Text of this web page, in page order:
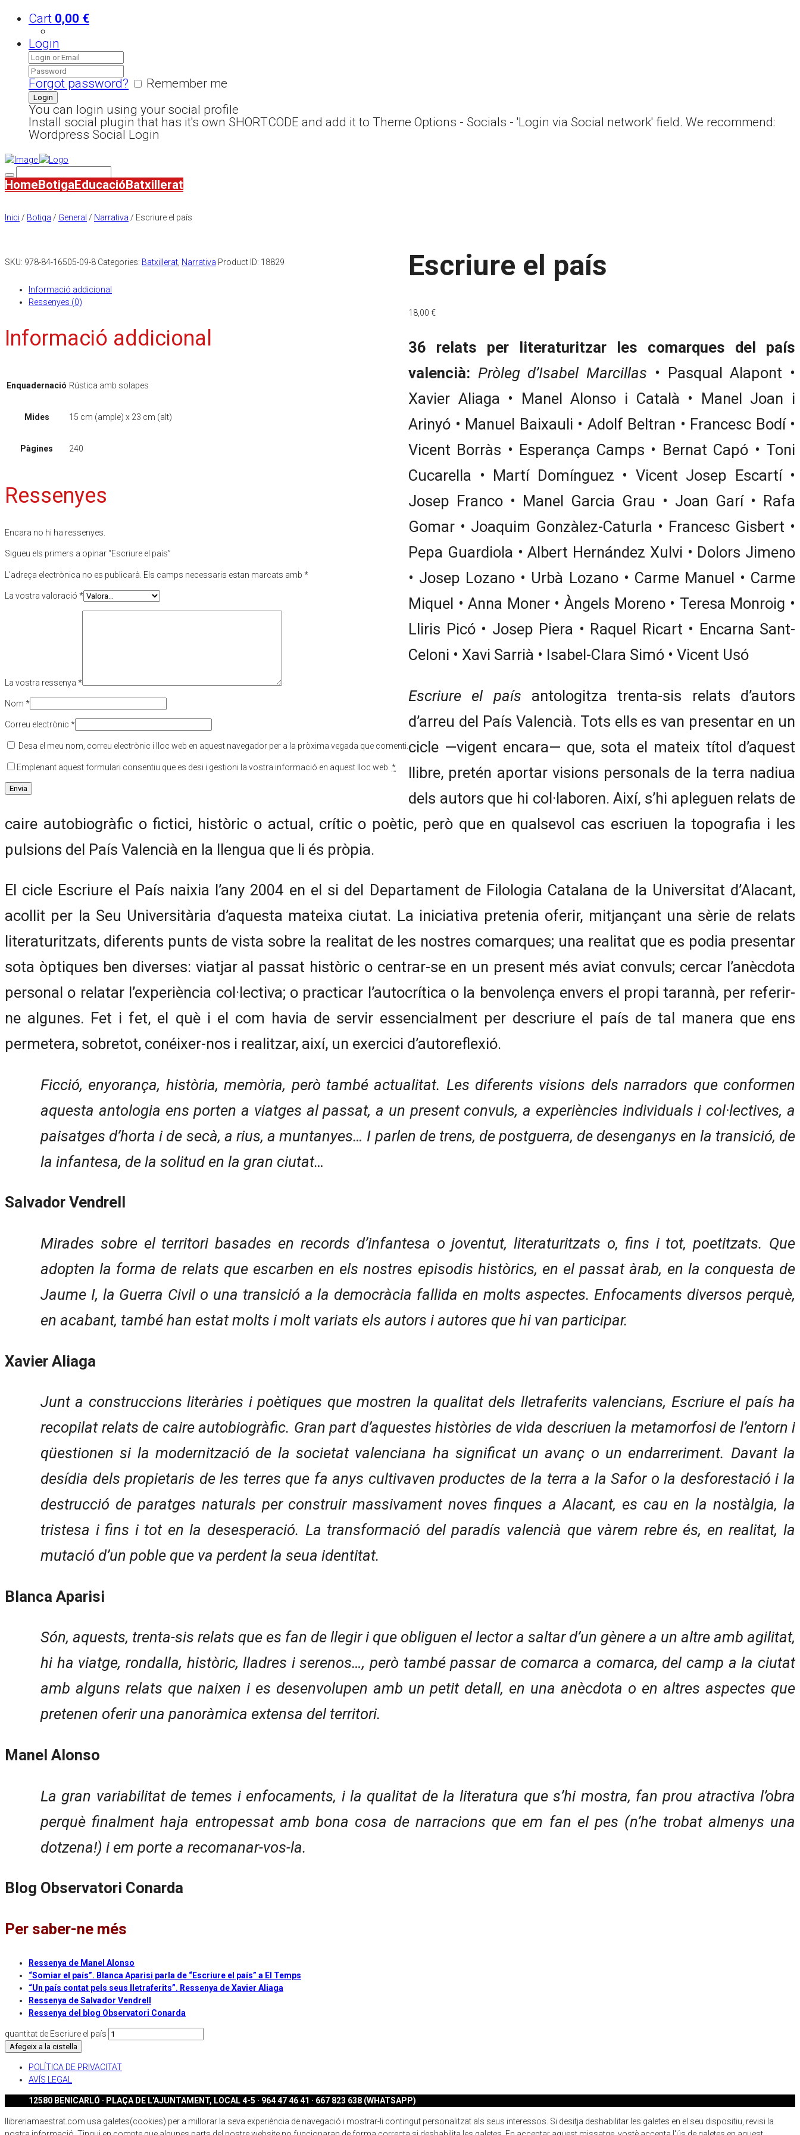
Cart 0,00 €
Login
Forgot password?
Remember me
You can login using your social profile
Install social plugin that has it's own SHORTCODE and add it to Theme Options - Socials - 'Login via Social network' field. We recommend:
Wordpress Social Login
HomeBotigaEducacióBatxillerat
Inici / Botiga / General / Narrativa / Escriure el país
SKU: 978-84-16505-09-8 Categories: Batxillerat Narrativa Product ID: 18829
Informació addicional
Ressenyes (0)
Informació addicional
Enquadernació Rústica amb solapes
Mides 15 cm (ample) x 23 cm (alt)
Pàgines 240
Ressenyes
Encara no hi ha ressenyes.
Sigueu els primers a opinar “Escriure el país”
L'adreça electrònica no es publicarà. Els camps necessaris estan marcats amb *
La vostra valoració *
La vostra ressenya *
Nom *
Correu electrònic *
Desa el meu nom, correu electrònic i lloc web en aquest navegador per a la pròxima vegada que comenti.
Emplenant aquest formulari consentiu que es desi i gestioni la vostra informació en aquest lloc web. *
Escriure el país
18,00 €
36 relats per literaturitzar les comarques del país
valencià: Pròleg d’Isabel Marcillas • Pasqual Alapont •
Xavier Aliaga • Manel Alonso i Català • Manel Joan i
Arinyó • Manuel Baixauli • Adolf Beltran • Francesc Bodí •
Vicent Borràs • Esperança Camps • Bernat Capó • Toni
Cucarella • Martí Domínguez • Vicent Josep Escartí •
Josep Franco • Manel Garcia Grau • Joan Garí • Rafa
Gomar • Joaquim Gonzàlez-Caturla • Francesc Gisbert •
Pepa Guardiola • Albert Hernández Xulvi • Dolors Jimeno
• Josep Lozano • Urbà Lozano • Carme Manuel • Carme
Miquel • Anna Moner • Àngels Moreno • Teresa Monroig •
Lliris Picó • Josep Piera • Raquel Ricart • Encarna Sant-
Celoni • Xavi Sarrià • Isabel-Clara Simó • Vicent Usó
Escriure el país antologitza trenta-sis relats d’autors
d’arreu del País Valencià. Tots ells es van presentar en un
cicle —vigent encara— que, sota el mateix títol d’aquest
llibre, pretén aportar visions personals de la terra nadiua
dels autors que hi col·laboren. Així, s’hi apleguen relats de
caire autobiogràfic o fictici, històric o actual, crític o poètic, però que en qualsevol cas escriuen la topografia i les
pulsions del País Valencià en la llengua que li és pròpia.
El cicle Escriure el País naixia l’any 2004 en el si del Departament de Filologia Catalana de la Universitat d’Alacant,
acollit per la Seu Universitària d’aquesta mateixa ciutat. La iniciativa pretenia oferir, mitjançant una sèrie de relats
literaturitzats, diferents punts de vista sobre la realitat de les nostres comarques; una realitat que es podia presentar
sota òptiques ben diverses: viatjar al passat històric o centrar-se en un present més aviat convuls; cercar l’anècdota
personal o relatar l’experiència col·lectiva; o practicar l’autocrítica o la benvolença envers el propi tarannà, per referir-
ne algunes. Fet i fet, el què i el com havia de servir essencialment per descriure el país de tal manera que ens
permetera, sobretot, conéixer-nos i realitzar, així, un exercici d’autoreflexió.
Ficció, enyorança, història, memòria, però també actualitat. Les diferents visions dels narradors que conformen
aquesta antologia ens porten a viatges al passat, a un present convuls, a experiències individuals i col·lectives, a
paisatges d’horta i de secà, a rius, a muntanyes… I parlen de trens, de postguerra, de desenganys en la transició, de
la infantesa, de la solitud en la gran ciutat…
Salvador Vendrell
Mirades sobre el territori basades en records d’infantesa o joventut, literaturitzats o, fins i tot, poetitzats. Que
adopten la forma de relats que escarben en els nostres episodis històrics, en el passat àrab, en la conquesta de
Jaume I, la Guerra Civil o una transició a la democràcia fallida en molts aspectes. Enfocaments diversos perquè,
en acabant, també han estat molts i molt variats els autors i autores que hi van participar.
Xavier Aliaga
Junt a construccions literàries i poètiques que mostren la qualitat dels lletraferits valencians, Escriure el país ha
recopilat relats de caire autobiogràfic. Gran part d’aquestes històries de vida descriuen la metamorfosi de l’entorn i
qüestionen si la modernització de la societat valenciana ha significat un avanç o un endarreriment. Davant la
desídia dels propietaris de les terres que fa anys cultivaven productes de la terra a la Safor o la desforestació i la
destrucció de paratges naturals per construir massivament noves finques a Alacant, es cau en la nostàlgia, la
tristesa i fins i tot en la desesperació. La transformació del paradís valencià que vàrem rebre és, en realitat, la
mutació d’un poble que va perdent la seua identitat.
Blanca Aparisi
Són, aquests, trenta-sis relats que es fan de llegir i que obliguen el lector a saltar d’un gènere a un altre amb agilitat,
hi ha viatge, rondalla, històric, lladres i serenos…, però també passar de comarca a comarca, del camp a la ciutat
amb alguns relats que naixen i es desenvolupen amb un petit detall, en una anècdota o en altres aspectes que
pretenen oferir una panoràmica extensa del territori.
Manel Alonso
La gran variabilitat de temes i enfocaments, i la qualitat de la literatura que s’hi mostra, fan prou atractiva l’obra
perquè finalment haja entropessat amb bona cosa de narracions que em fan el pes (n’he trobat almenys una
dotzena!) i em porte a recomanar-vos-la.
Blog Observatori Conarda
Per saber-ne més
Ressenya de Manel Alonso
“Somiar el país”. Blanca Aparisi parla de “Escriure el país” a El Temps
“Un país contat pels seus lletraferits”. Ressenya de Xavier Aliaga
Ressenya de Salvador Vendrell
Ressenya del blog Observatori Conarda
quantitat de Escriure el país
Afegeix a la cistella
POLÍTICA DE PRIVACITAT
AVÍS LEGAL
12580 BENICARLÓ · PLAÇA DE L'AJUNTAMENT, LOCAL 4-5 · 964 47 46 41 · 667 823 638 (WHATSAPP)
llibreriamaestrat.com usa galetes(cookies) per a millorar la seva experiència de navegació i mostrar-li contingut personalitzat als seus interessos. Si desitja deshabilitar les galetes en el seu dispositiu, revisi la